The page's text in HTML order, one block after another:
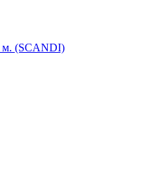
м. (SCANDI)